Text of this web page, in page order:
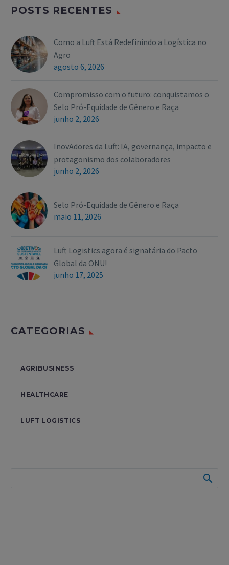
POSTS RECENTES
Como a Luft Está Redefinindo a Logística no
Agro
agosto 6, 2026
Compromisso com o futuro: conquistamos o
Selo Pró-Equidade de Gênero e Raça
junho 2, 2026
InovAdores da Luft: IA, governança, impacto e
protagonismo dos colaboradores
junho 2, 2026
Selo Pró-Equidade de Gênero e Raça
maio 11, 2026
Luft Logistics agora é signatária do Pacto
Global da ONU!
junho 17, 2025
CATEGORIAS
AGRIBUSINESS
HEALTHCARE
LUFT LOGISTICS